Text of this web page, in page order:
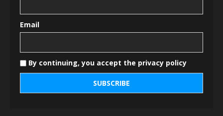
Email
By continuing, you accept the privacy policy